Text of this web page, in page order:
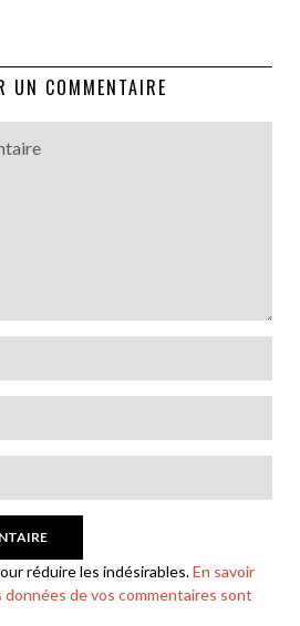
UN COMMENTAIRE
réduire les indésirables.En savoir
données de vos commentaires sont